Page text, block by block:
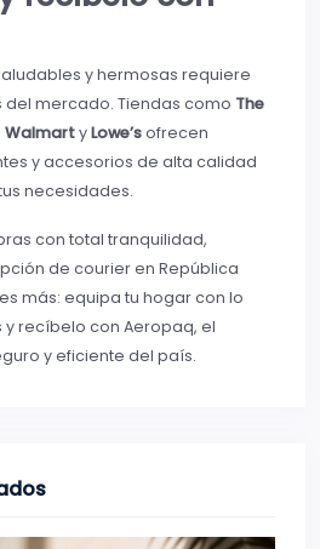
y hermosas requiere
mercado. Tiendas como The
WalmartyLowe’sofrecen
y accesorios de alta calidad
necesidades.
con total tranquilidad,
de courier en República
más: equipa tu hogar con lo
recíbelo con Aeropaq, el
y eficiente del país.